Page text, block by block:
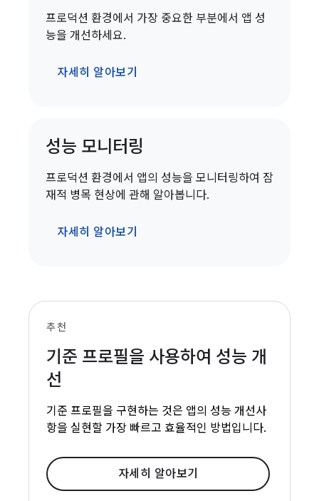
프로덕션 환경에서 가장 중요한 부분에서 앱 성
능을 개선하세요.
자세히 알아보기
성능 모니터링
프로덕션 환경에서 앱의 성능을 모니터링하여 잠
재적 병목 현상에 관해 알아봅니다.
자세히 알아보기
추천
기준 프로필을 사용하여 성능 개
선
기준 프로필을 구현하는 것은 앱의 성능 개선사
항을 실현할 가장 빠르고 효율적인 방법입니다.
자세히 알아보기